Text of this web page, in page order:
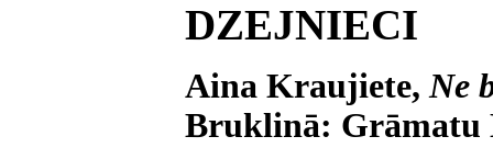
DZEJNIECI
Aina Kraujiete,Ne
Bruklinā: Grāmatu